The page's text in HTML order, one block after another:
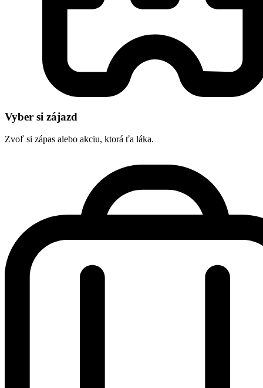
Vyber si zájazd
Zvoľ si zápas alebo akciu, ktorá ťa láka.